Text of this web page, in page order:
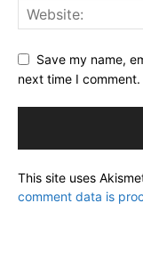
Save my name,
next time I comment.
This site uses
comment data is